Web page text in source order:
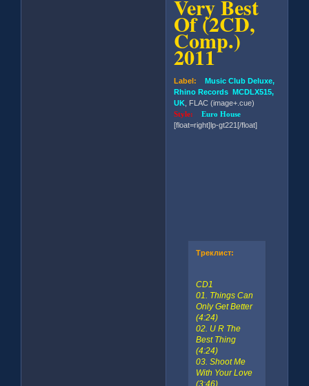
Very Best
Of (2CD,
Comp.)
2011
Label: Music Club Deluxe,
Rhino Records MCDLX515,
UK , FLAC (image+.cue)
Style:Euro House
[float=right]lp-gt221[/float]
Треклист:
CD1
01. Things Can
Only Get Better
(4:24)
02. U R The
Best Thing
(4:24)
03. Shoot Me
With Your Love